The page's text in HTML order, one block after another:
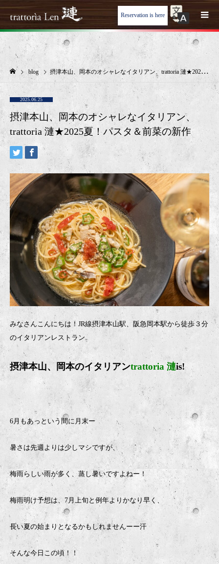
Reservation is here
blog 摂津本山、岡本のオシャレなイタリアン、trattoria 漣★2025夏！パスタ＆前菜の新作
2025.06.25
摂津本山、岡本のオシャレなイタリアン、
trattoria 漣★2025夏！パスタ＆前菜の新作
みなさんこんにちは！JR線摂津本山駅、阪急岡本駅から徒歩３分
のイタリアンレストラン
摂津本山、岡本のイタリアンtrattoria 漣is!
6月もあっという間に月末ー
暑さは先週よりは少しマシですが、
梅雨らしい雨が多く、蒸し暑いですよねー！
梅雨明け予想は、7月上旬と例年よりかなり早く、
長い夏の始まりとなるかもしれませんーー汗
そんな今日この頃！！